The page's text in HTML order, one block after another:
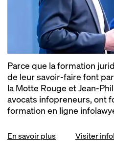
Parce que la formation
de leur savoir-faire font
la Motte Rouge et Jean-
avocats infopreneurs, ont
formation en ligne
En savoir plus Visiter